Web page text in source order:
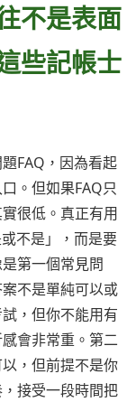
不是表面
些記帳士
FAQ，因為看起
。但如果FAQ只
很低。真正有用
不是」，而是要
第一個常見問
不是單純可以或
，但你不能用有
會非常重。第二
，但前提不是你
接受一段時間把